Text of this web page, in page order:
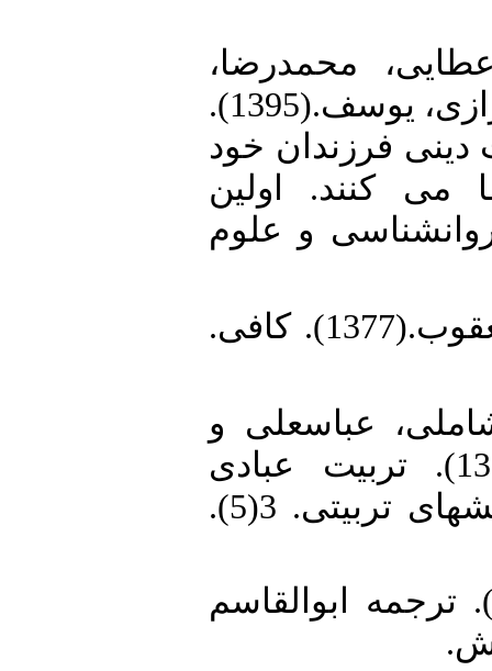
محمدرضا،
هاشم زاده، آرش و اعزازی، یوسف.(1395).
دینی فرزندان خود
می کنند. اولین
و علوم
22. کلینی، محمد بن یعقوب.(1377). کافی.
عباسعلی و
شکراللهی، مهدی.(1390). تربیت عبادی
کودکان. اسلام و پژوهشهای تربیتی. 3(5).
نهج‌الفصاحه.(1382). ترجمه ابوالقاسم